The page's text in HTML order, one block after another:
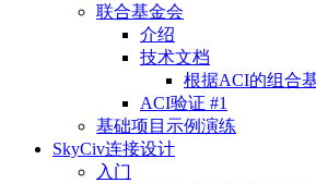
联合基金会
介绍
技术文档
根据ACI的组合
ACI验证 #1
基础项目示例演练
SkyCiv连接设计
入门